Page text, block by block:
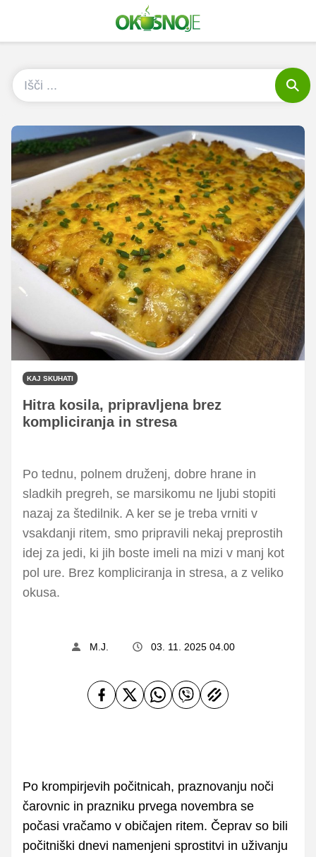
KAJ SKUHATI
Hitra kosila, pripravljena brez
kompliciranja in stresa
Po tednu, polnem druženj, dobre hrane in
sladkih pregreh, se marsikomu ne ljubi stopiti
nazaj za štedilnik. A ker se je treba vrniti v
vsakdanji ritem, smo pripravili nekaj preprostih
idej za jedi, ki jih boste imeli na mizi v manj kot
pol ure. Brez kompliciranja in stresa, a z veliko
okusa.
M.J. 03. 11. 2025 04.00
Po krompirjevih počitnicah, praznovanju noči
čarovnic in prazniku prvega novembra se
počasi vračamo v običajen ritem. Čeprav so bili
počitniški dnevi namenjeni sprostitvi in uživanju